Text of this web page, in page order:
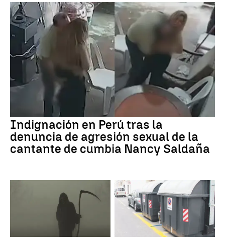
Indignación en Perú tras la
denuncia de agresión sexual de la
cantante de cumbia Nancy Saldaña